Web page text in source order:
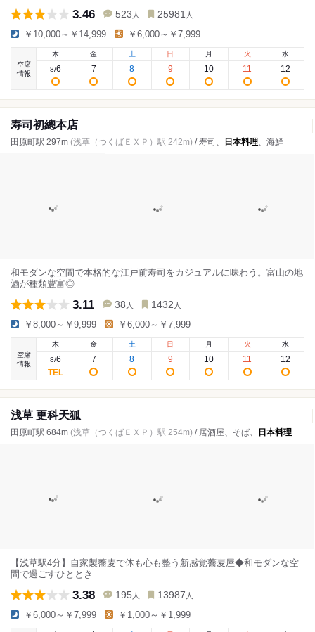
3.46 523 人 25981 人
￥10,000～￥14,999 ￥6,000～￥7,999
空席
情報
木
8/6
金
7
土
8
日
9
月
10
火
11
水
12
寿司初總本店
田原町駅 297m (浅草（つくばＥＸＰ）駅 242m) / 寿司、 日本料理、海鮮
和モダンな空間で本格的な江戸前寿司をカジュアルに味わう。富山の地
酒が種類豊富◎
3.11 38 人 1432 人
￥8,000～￥9,999 ￥6,000～￥7,999
空席
情報
木
8/6
金
7
土
8
日
9
月
10
火
11
水
12
浅草 更科天狐
田原町駅 684m (浅草（つくばＥＸＰ）駅 254m) / 居酒屋、そば、 日本料理
【浅草駅4分】自家製蕎麦で体も心も整う新感覚蕎麦屋◆和モダンな空
間で過ごすひととき
3.38 195 人 13987 人
￥6,000～￥7,999 ￥1,000～￥1,999